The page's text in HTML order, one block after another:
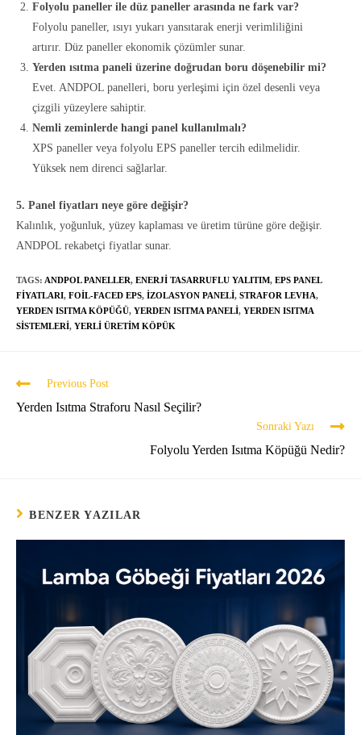
Folyolu paneller ile düz paneller arasında ne fark var?
Folyolu paneller, ısıyı yukarı yansıtarak enerji verimliliğini
artırır. Düz paneller ekonomik çözümler sunar.
Yerden ısıtma paneli üzerine doğrudan boru döşenebilir mi?
Evet. ANDPOL panelleri, boru yerleşimi için özel desenli veya
çizgili yüzeylere sahiptir.
Nemli zeminlerde hangi panel kullanılmalı?
XPS paneller veya folyolu EPS paneller tercih edilmelidir.
Yüksek nem direnci sağlarlar.
5. Panel fiyatları neye göre değişir?
Kalınlık, yoğunluk, yüzey kaplaması ve üretim türüne göre değişir.
ANDPOL rekabetçi fiyatlar sunar.
TAGS: ANDPOL PANELLER, ENERJI TASARRUFLU YALITIM, EPS PANEL
FIYATLARI, FOIL-FACED EPS, IZOLASYON PANELI, STRAFOR LEVHA,
YERDEN ISITMA KÖPÜĞÜ, YERDEN ISITMA PANELI, YERDEN ISITMA
SISTEMLERI, YERLI ÜRETIM KÖPÜK
Previous Post
Yerden Isıtma Straforu Nasıl Seçilir?
Sonraki Yazı
Folyolu Yerden Isıtma Köpüğü Nedir?
BENZER YAZILAR